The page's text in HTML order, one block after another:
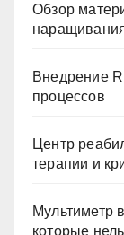
Обзор
Внедрение
процессов
Центр
терапии и
Мультиметр
которые